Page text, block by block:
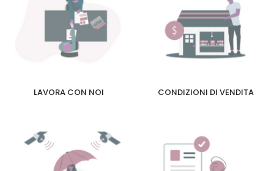
LAVORA CON NOI CONDIZIONI DI VENDITA